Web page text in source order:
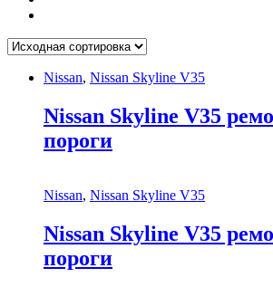
Nissan, Nissan Skyline V35
Nissan Skyline V35
пороги
Nissan, Nissan Skyline V35
Nissan Skyline V35
пороги